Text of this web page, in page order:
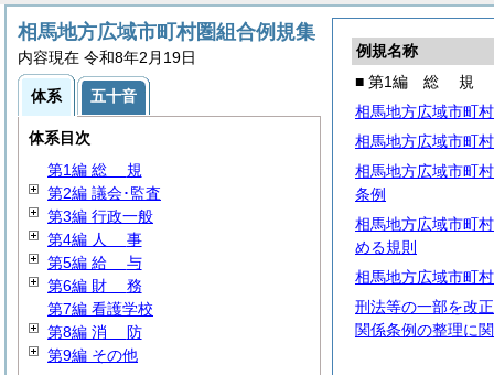
例規名称
■ 第1編 総 規
相馬地方広域市町
相馬地方広域市町
相馬地方広域市町
条例
相馬地方広域市町
める規則
相馬地方広域市町
刑法等の一部を改
関係条例の整理に
相馬地方広域市町村圏組合例規集
内容現在 令和8年2月19日
体系 五十音
体系目次
第1編 総 規
第2編 議会･監査
第3編 行政一般
第4編 人 事
第5編 給 与
第6編 財 務
第7編 看護学校
第8編 消 防
第9編 その他